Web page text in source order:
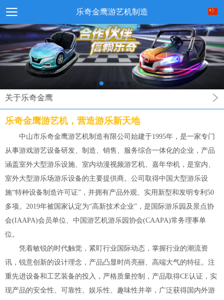
乐奇金鹰游艺机制造
关于乐奇金鹰
乐奇金鹰游艺机，营造游乐新天地
中山市乐奇金鹰游艺机制造有限公司始建于1995年，是一家专门
从事游戏游艺设备研发、制造、销售、服务综合一体化的企业，产品
涵盖室外大型游乐设施、室内动漫视频游艺机、嘉年华机，是室内、
室外大型游乐场游乐设备的主要提供商。公司取得中国大型游乐设
施“特种设备制造许可证”，并拥有产品外观、实用新型和发明专利50
多项。2019年被国家认定为“高新技术企业”，是国际游乐园及景点协
会(IAAPA)会员单位、中国游艺机游乐园协会(CAAPA)常务理事单
位。
凭着敏锐的时代触觉，紧盯行业国际动态，掌握行业的潮流资
讯，锐意创新的设计理念，产品凸显时尚亮丽、高端大气的特征。注
重先进设备和工艺装备的投入，严格质量控制，产品取得CE认证，实
现产品的安全性、可靠性、娱乐性、趣味性并举，广泛获得国内外游